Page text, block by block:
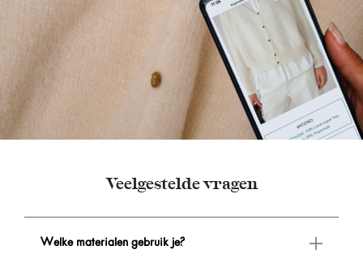
Veelgestelde vragen
Welke materialen gebruik je?